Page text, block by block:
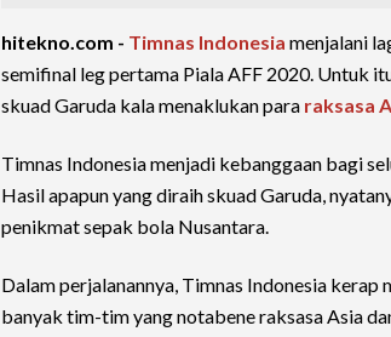
hitekno.com - Timnas Indonesia menjalani
semifinal leg pertama Piala AFF 2020. Untuk
skuad Garuda kala menaklukan para raksasa
Timnas Indonesia menjadi kebanggaan bagi
Hasil apapun yang diraih skuad Garuda,
penikmat sepak bola Nusantara.
Dalam perjalanannya, Timnas Indonesia
banyak tim-tim yang notabene raksasa Asia